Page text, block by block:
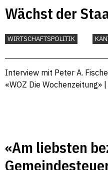
Wächst der
WIRTSCHAFTSPOLITIK
Interview mit Peter A.
«WOZ Die Wochenzeitung»
«Am liebsten